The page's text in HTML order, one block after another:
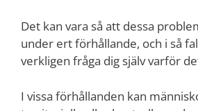
Det kan vara så att dessa
under ert förhållande, och i så
verkligen fråga dig själv varför
I vissa förhållanden kan